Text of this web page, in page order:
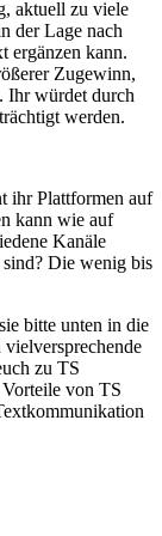
aktuell zu viele
der Lage nach
ergänzen kann.
Zugewinn,
Ihr würdet durch
werden.
ihr Plattformen auf
kann wie auf
Kanäle
Die wenig bis
bitte unten in die
zu TS
von TS